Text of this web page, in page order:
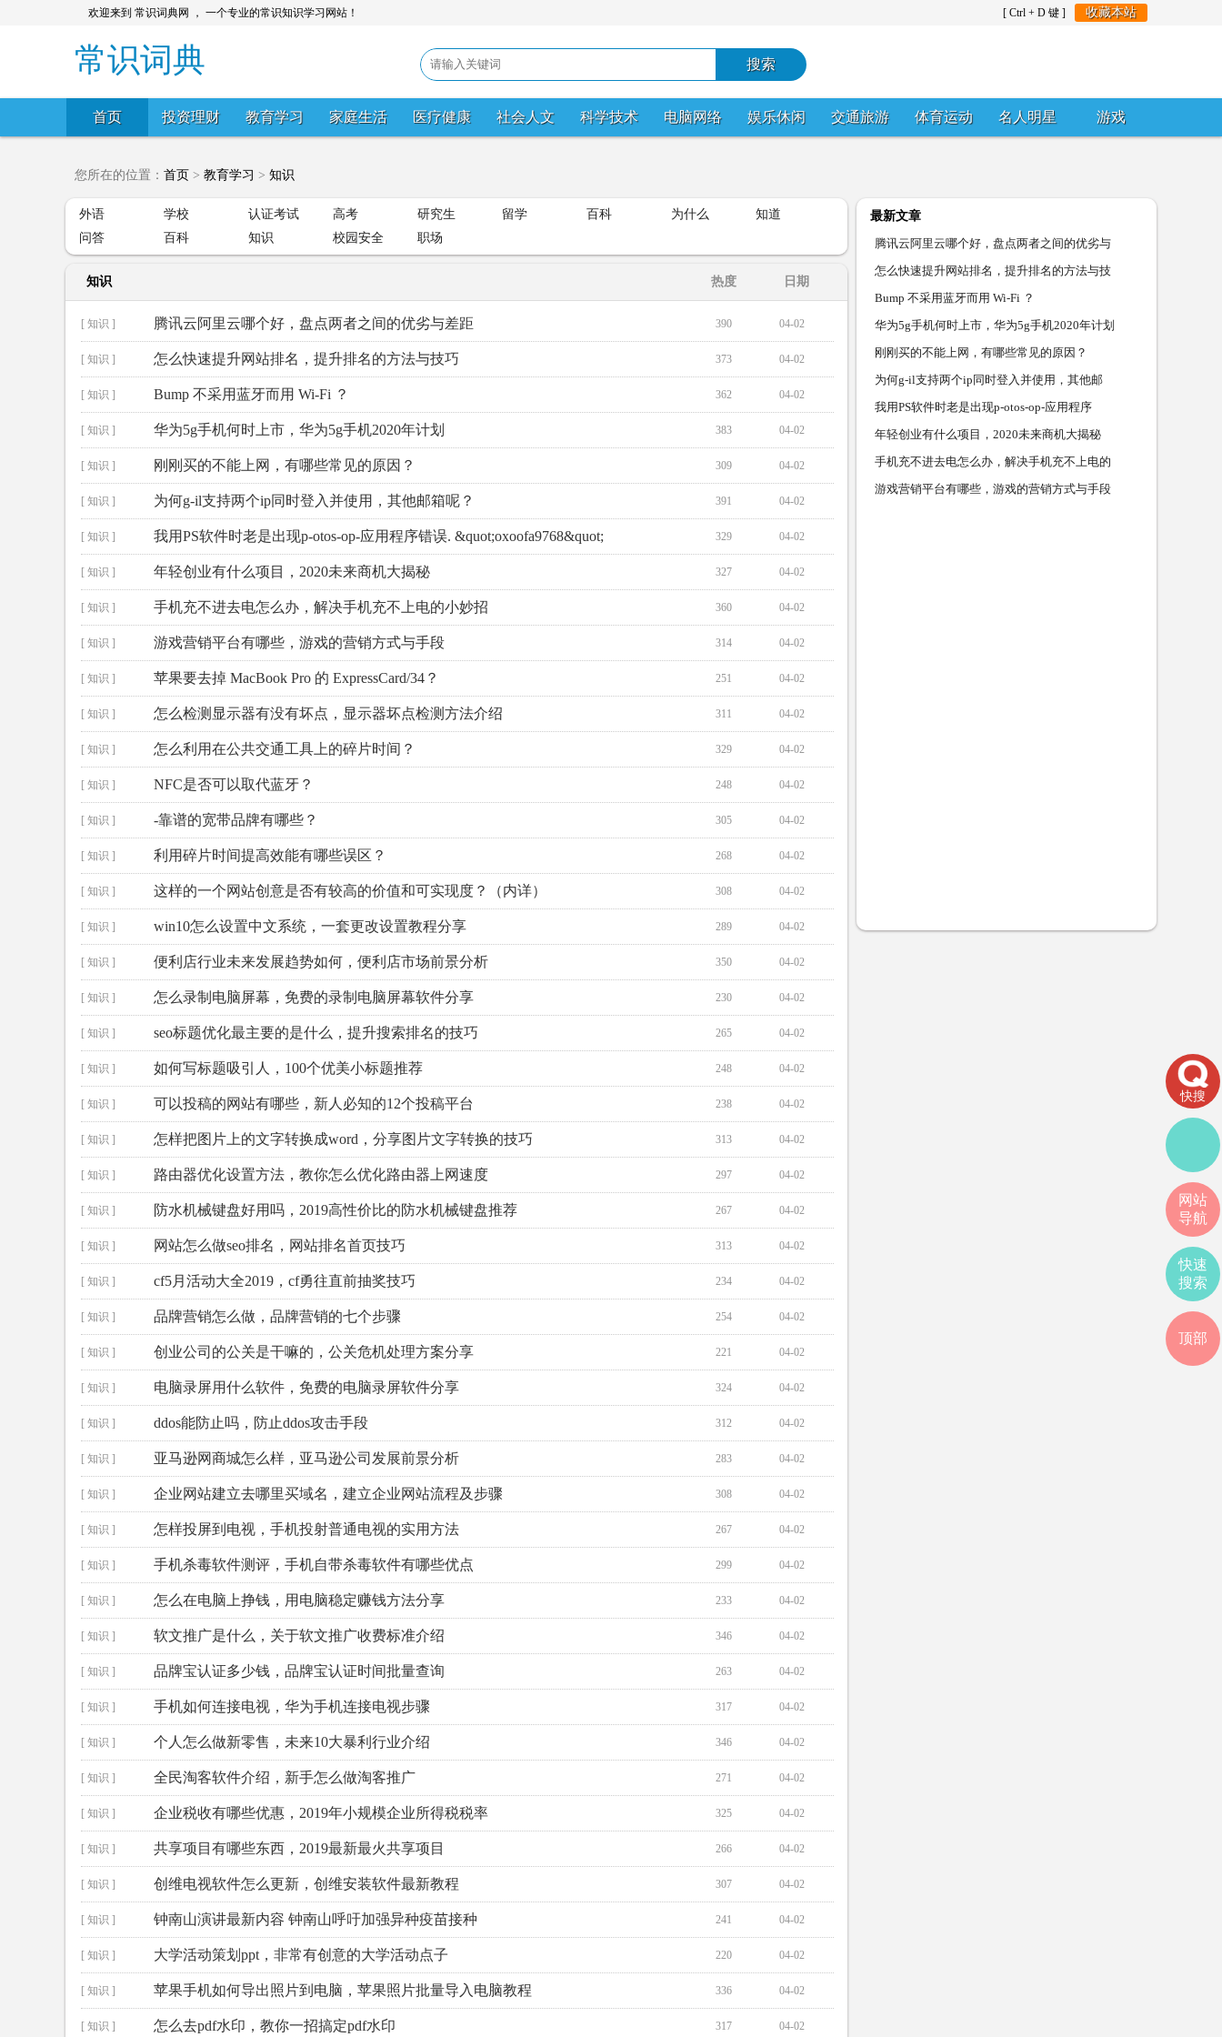
欢迎来到 常识词典网 ， 一个专业的常识知识学习网站！ [ Ctrl + D 键 ] 收藏本站
常识词典
首页 投资理财 教育学习 家庭生活 医疗健康 社会人文 科学技术 电脑网络 娱乐休闲 交通旅游 体育运动 名人明星 游戏
您所在的位置： 首页 > 教育学习 > 知识
外语 学校 认证考试 高考 研究生 留学 百科 为什么
知道
问答
百科 知识 校园安全 职场
知识 日期
热度
[ 知识 ] 腾讯云阿里云哪个好，盘点两者之间的优劣与差距 04-02
390
[ 知识 ] 怎么快速提升网站排名，提升排名的方法与技巧 04-02
373
[ 知识 ] Bump 不采用蓝牙而用 Wi-Fi ？ 04-02
362
[ 知识 ] 华为5g手机何时上市，华为5g手机2020年计划 04-02
383
[ 知识 ] 刚刚买的不能上网，有哪些常见的原因？ 04-02
309
[ 知识 ] 为何g-il支持两个ip同时登入并使用，其他邮箱呢？ 04-02
391
[ 知识 ] 我用PS软件时老是出现p-otos-op-应用程序错误. &quot;oxoofa9768&quot; 04-02
329
[ 知识 ] 年轻创业有什么项目，2020未来商机大揭秘 04-02
327
[ 知识 ] 手机充不进去电怎么办，解决手机充不上电的小妙招 04-02
360
[ 知识 ] 游戏营销平台有哪些，游戏的营销方式与手段 04-02
314
[ 知识 ] 苹果要去掉 MacBook Pro 的 ExpressCard/34？ 04-02
251
[ 知识 ] 怎么检测显示器有没有坏点，显示器坏点检测方法介绍 04-02
311
[ 知识 ] 怎么利用在公共交通工具上的碎片时间？ 04-02
329
[ 知识 ] NFC是否可以取代蓝牙？ 04-02
248
[ 知识 ] -靠谱的宽带品牌有哪些？ 04-02
305
[ 知识 ] 利用碎片时间提高效能有哪些误区？ 04-02
268
[ 知识 ] 这样的一个网站创意是否有较高的价值和可实现度？（内详） 04-02
308
[ 知识 ] win10怎么设置中文系统，一套更改设置教程分享 04-02
289
[ 知识 ] 便利店行业未来发展趋势如何，便利店市场前景分析 04-02
350
[ 知识 ] 怎么录制电脑屏幕，免费的录制电脑屏幕软件分享 04-02
230
[ 知识 ] seo标题优化最主要的是什么，提升搜索排名的技巧 04-02
265
[ 知识 ] 如何写标题吸引人，100个优美小标题推荐 04-02
248
[ 知识 ] 可以投稿的网站有哪些，新人必知的12个投稿平台 04-02
238
[ 知识 ] 怎样把图片上的文字转换成word，分享图片文字转换的技巧 04-02
313
[ 知识 ] 路由器优化设置方法，教你怎么优化路由器上网速度 04-02
297
[ 知识 ] 防水机械键盘好用吗，2019高性价比的防水机械键盘推荐 04-02
267
[ 知识 ] 网站怎么做seo排名，网站排名首页技巧 04-02
313
[ 知识 ] cf5月活动大全2019，cf勇往直前抽奖技巧 04-02
234
[ 知识 ] 品牌营销怎么做，品牌营销的七个步骤 04-02
254
[ 知识 ] 创业公司的公关是干嘛的，公关危机处理方案分享 04-02
221
[ 知识 ] 电脑录屏用什么软件，免费的电脑录屏软件分享 04-02
324
[ 知识 ] ddos能防止吗，防止ddos攻击手段 04-02
312
[ 知识 ] 亚马逊网商城怎么样，亚马逊公司发展前景分析 04-02
283
[ 知识 ] 企业网站建立去哪里买域名，建立企业网站流程及步骤 04-02
308
[ 知识 ] 怎样投屏到电视，手机投射普通电视的实用方法 04-02
267
[ 知识 ] 手机杀毒软件测评，手机自带杀毒软件有哪些优点 04-02
299
[ 知识 ] 怎么在电脑上挣钱，用电脑稳定赚钱方法分享 04-02
233
[ 知识 ] 软文推广是什么，关于软文推广收费标准介绍 04-02
346
[ 知识 ] 品牌宝认证多少钱，品牌宝认证时间批量查询 04-02
263
[ 知识 ] 手机如何连接电视，华为手机连接电视步骤 04-02
317
[ 知识 ] 个人怎么做新零售，未来10大暴利行业介绍 04-02
346
[ 知识 ] 全民淘客软件介绍，新手怎么做淘客推广 04-02
271
[ 知识 ] 企业税收有哪些优惠，2019年小规模企业所得税税率 04-02
325
[ 知识 ] 共享项目有哪些东西，2019最新最火共享项目 04-02
266
[ 知识 ] 创维电视软件怎么更新，创维安装软件最新教程 04-02
307
[ 知识 ] 钟南山演讲最新内容 钟南山呼吁加强异种疫苗接种 04-02
241
[ 知识 ] 大学活动策划ppt，非常有创意的大学活动点子 04-02
220
[ 知识 ] 苹果手机如何导出照片到电脑，苹果照片批量导入电脑教程 04-02
336
[ 知识 ] 怎么去pdf水印，教你一招搞定pdf水印 04-02
317
最新文章
腾讯云阿里云哪个好，盘点两者之间的优劣与
怎么快速提升网站排名，提升排名的方法与技
Bump 不采用蓝牙而用 Wi-Fi ？
华为5g手机何时上市，华为5g手机2020年计划
刚刚买的不能上网，有哪些常见的原因？
为何g-il支持两个ip同时登入并使用，其他邮
我用PS软件时老是出现p-otos-op-应用程序
年轻创业有什么项目，2020未来商机大揭秘
手机充不进去电怎么办，解决手机充不上电的
游戏营销平台有哪些，游戏的营销方式与手段
快搜
网站
导航
快速
搜索
顶部